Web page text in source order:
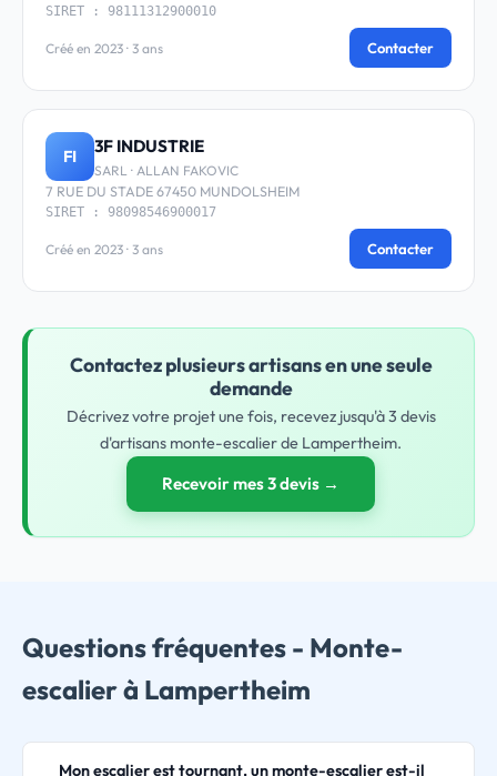
SIRET : 98111312900010
Créé en 2023 · 3 ans Contacter
FI 3F INDUSTRIE
SARL · ALLAN FAKOVIC
7 RUE DU STADE 67450 MUNDOLSHEIM
SIRET : 98098546900017
Créé en 2023 · 3 ans Contacter
Contactez plusieurs artisans en une seule
demande
Décrivez votre projet une fois, recevez jusqu'à 3 devis
d'artisans monte-escalier de Lampertheim.
Recevoir mes 3 devis →
Questions fréquentes - Monte-
escalier à Lampertheim
Mon escalier est tournant, un monte-escalier est-il